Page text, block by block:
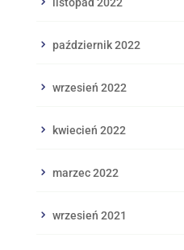
październik 2022
wrzesień 2022
kwiecień 2022
marzec 2022
wrzesień 2021